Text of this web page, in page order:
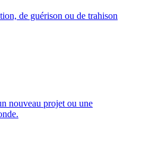
de guérison ou de trahison
nouveau projet ou une